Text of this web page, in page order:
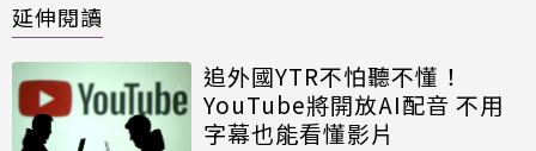
延伸閱讀
追外國YTR不怕聽不懂！
YouTube將開放AI配音 不用
字幕也能看懂影片